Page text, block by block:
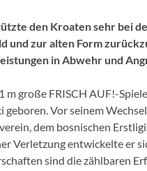
den Kroaten sehr bei
und zur alten Form
in Abwehr und
m große FRISCH AUF!-
geboren. Vor seinem
dem bosnischen
Verletzung entwickelte er
sind die zählbaren